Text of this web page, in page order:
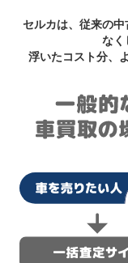
セルカは、従来の
なく
浮いたコスト分、